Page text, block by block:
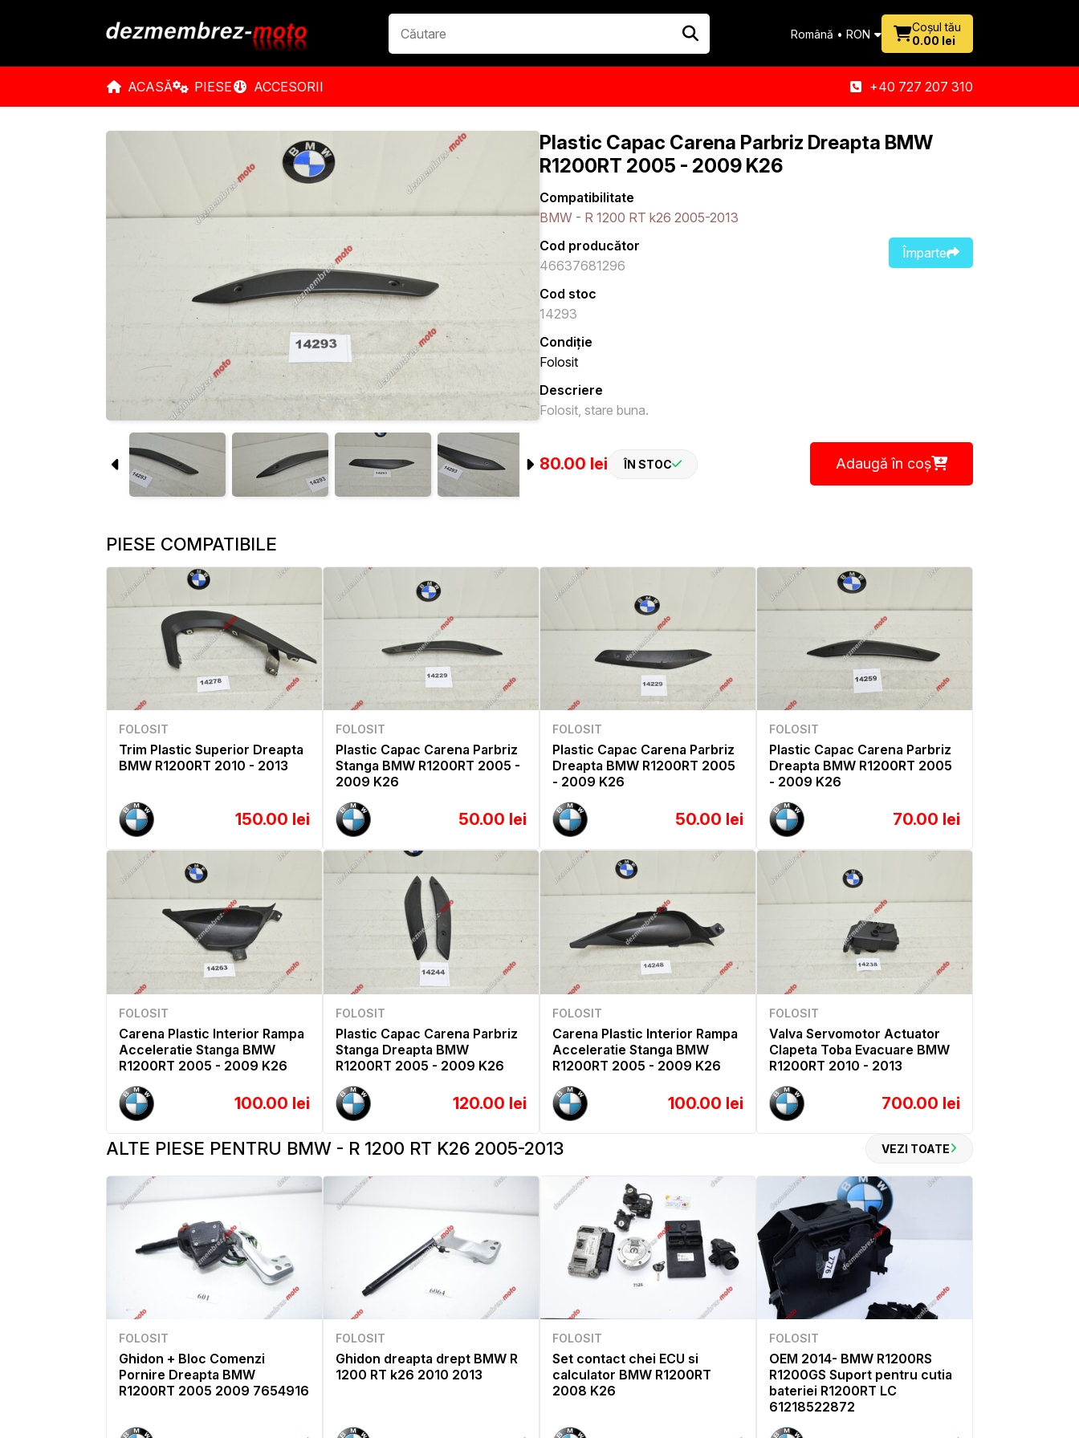
Română • RON
Coșul tău
0.00 lei
ACASĂ PIESE ACCESORII +40 727 207 310
Plastic Capac Carena Parbriz Dreapta BMW
R1200RT 2005 - 2009 K26
Compatibilitate
BMW - R 1200 RT k26 2005-2013
Împarte
Cod producător
46637681296
Cod stoc
14293
Condiție
Folosit
Descriere
Folosit, stare buna.
80.00 lei ÎN STOC Adaugă în coș
PIESE COMPATIBILE
FOLOSIT
Trim Plastic Superior Dreapta
BMW R1200RT 2010 - 2013
150.00 lei
FOLOSIT
Plastic Capac Carena Parbriz
Stanga BMW R1200RT 2005 -
2009 K26
50.00 lei
FOLOSIT
Plastic Capac Carena Parbriz
Dreapta BMW R1200RT 2005
- 2009 K26
50.00 lei
FOLOSIT
Plastic Capac Carena Parbriz
Dreapta BMW R1200RT 2005
- 2009 K26
70.00 lei
FOLOSIT
Carena Plastic Interior Rampa
Acceleratie Stanga BMW
R1200RT 2005 - 2009 K26
100.00 lei
FOLOSIT
Plastic Capac Carena Parbriz
Stanga Dreapta BMW
R1200RT 2005 - 2009 K26
120.00 lei
FOLOSIT
Carena Plastic Interior Rampa
Acceleratie Stanga BMW
R1200RT 2005 - 2009 K26
100.00 lei
FOLOSIT
Valva Servomotor Actuator
Clapeta Toba Evacuare BMW
R1200RT 2010 - 2013
700.00 lei
ALTE PIESE PENTRU BMW - R 1200 RT K26 2005-2013 VEZI TOATE
FOLOSIT
Ghidon + Bloc Comenzi
Pornire Dreapta BMW
R1200RT 2005 2009 7654916
FOLOSIT
Ghidon dreapta drept BMW R
1200 RT k26 2010 2013
FOLOSIT
Set contact chei ECU si
calculator BMW R1200RT
2008 K26
FOLOSIT
OEM 2014- BMW R1200RS
R1200GS Suport pentru cutia
bateriei R1200RT LC
61218522872